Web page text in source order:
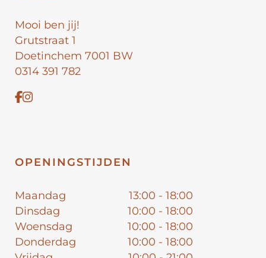
Mooi ben jij!
Grutstraat 1
Doetinchem 7001 BW
0314 391 782
OPENINGSTIJDEN
Maandag
13:00 - 18:00
Dinsdag
10:00 - 18:00
Woensdag
10:00 - 18:00
Donderdag
10:00 - 18:00